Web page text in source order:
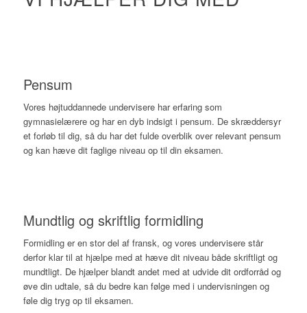
Pensum
Vores højtuddannede undervisere har erfaring som
gymnasielærere og har en dyb indsigt i pensum. De skræddersyr
et forløb til dig, så du har det fulde overblik over relevant pensum
og kan hæve dit faglige niveau op til din eksamen.
Mundtlig og skriftlig formidling
Formidling er en stor del af fransk, og vores undervisere står
derfor klar til at hjælpe med at hæve dit niveau både skriftligt og
mundtligt. De hjælper blandt andet med at udvide dit ordforråd og
øve din udtale, så du bedre kan følge med i undervisningen og
føle dig tryg op til eksamen.